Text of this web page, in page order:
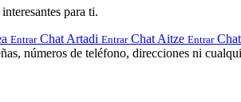
para ti.
Entrar Chat Artadi Entrar Chat Aitze Entrar
números de teléfono, direcciones ni